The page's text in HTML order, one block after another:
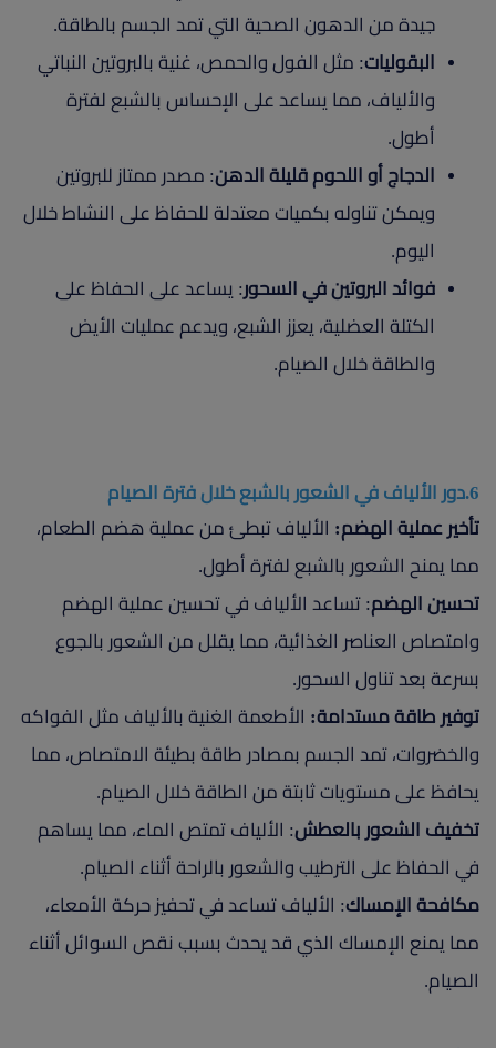
جيدة من الدهون الصحية التي تمد الجسم بالطاقة.
البقوليات: مثل الفول والحمص، غنية بالبروتين النباتي
والألياف، مما يساعد على الإحساس بالشبع لفترة
أطول.
الدجاج أو اللحوم قليلة الدهن: مصدر ممتاز للبروتين
ويمكن تناوله بكميات معتدلة للحفاظ على النشاط خلال
اليوم.
فوائد البروتين في السحور : يساعد على الحفاظ على
الكتلة العضلية، يعزز الشبع، ويدعم عمليات الأيض
والطاقة خلال الصيام.
6.دور الألياف في الشعور بالشبع خلال فترة الصيام
تأخير عملية الهضم: الألياف تبطئ من عملية هضم الطعام،
مما يمنح الشعور بالشبع لفترة أطول.
تحسين الهضم: تساعد الألياف في تحسين عملية الهضم
وامتصاص العناصر الغذائية، مما يقلل من الشعور بالجوع
بسرعة بعد تناول السحور.
توفير طاقة مستدامة: الأطعمة الغنية بالألياف مثل الفواكه
والخضروات، تمد الجسم بمصادر طاقة بطيئة الامتصاص، مما
يحافظ على مستويات ثابتة من الطاقة خلال الصيام.
تخفيف الشعور بالعطش: الألياف تمتص الماء، مما يساهم
في الحفاظ على الترطيب والشعور بالراحة أثناء الصيام.
مكافحة الإمساك: الألياف تساعد في تحفيز حركة الأمعاء،
مما يمنع الإمساك الذي قد يحدث بسبب نقص السوائل أثناء
الصيام.